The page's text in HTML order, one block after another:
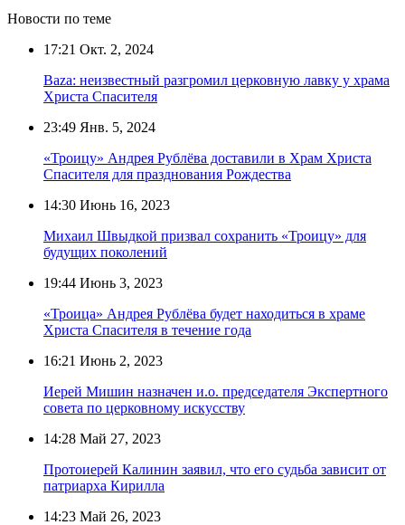
Новости по теме
17:21 Окт. 2, 2024
Baza: неизвестный разгромил церковную лавку у храма
Христа Спасителя
23:49 Янв. 5, 2024
«Троицу» Андрея Рублёва доставили в Храм Христа
Спасителя для празднования Рождества
14:30 Июнь 16, 2023
Михаил Швыдкой призвал сохранить «Троицу» для
будущих поколений
19:44 Июнь 3, 2023
«Троица» Андрея Рублёва будет находиться в храме
Христа Спасителя в течение года
16:21 Июнь 2, 2023
Иерей Мишин назначен и.о. председателя Экспертного
совета по церковному искусству
14:28 Май 27, 2023
Протоиерей Калинин заявил, что его судьба зависит от
патриарха Кирилла
14:23 Май 26, 2023